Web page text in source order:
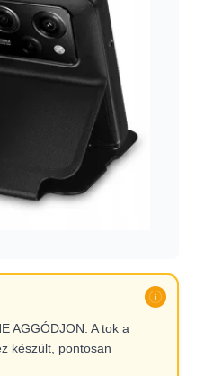
AGGÓDJON. A tok a
készült, pontosan